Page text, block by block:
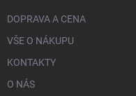
DOPRAVA A CENA
VŠE O NÁKUPU
KONTAKTY
O NÁS